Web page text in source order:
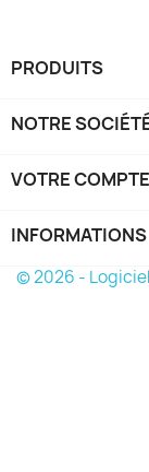
PRODUITS
NOTRE
VOTRE COMPTE
INFORMATIONS
© 2026 -